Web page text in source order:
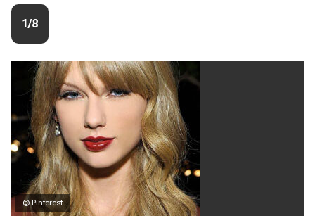
1/8
© Pinterest